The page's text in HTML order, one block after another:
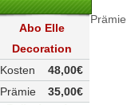
Abo Elle
Decoration
48,00€
Kosten
35,00€
Prämie